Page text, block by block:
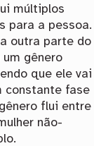
múltiplos
para a pessoa.
outra parte do
gênero
que ele vai
constante fase
flui entre
não-